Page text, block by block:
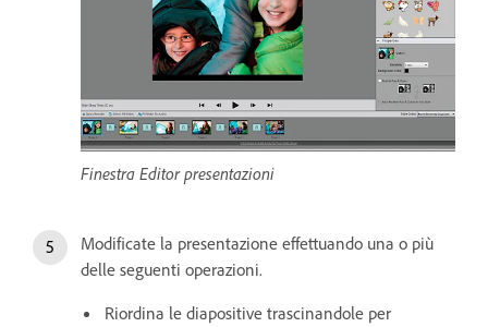
Finestra Editor presentazioni
Modificate la presentazione effettuando una o più
delle seguenti operazioni.
Riordina le diapositive trascinandole per